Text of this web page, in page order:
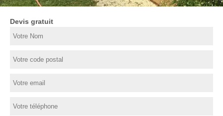
Devis gratuit